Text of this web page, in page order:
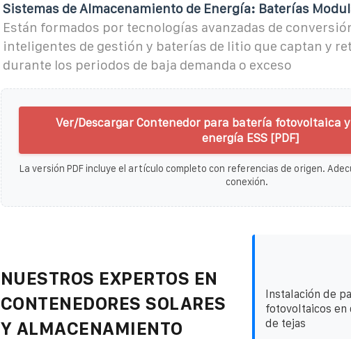
Sistemas de Almacenamiento de Energía: Baterías
Están formados por tecnologías avanzadas de
inteligentes de gestión y baterías de litio que captan y
durante los periodos de baja demanda o exceso
Ver/Descargar Contenedor para batería fotovoltaica
energía ESS [PDF]
La versión PDF incluye el artículo completo con referencias de origen.
conexión.
NUESTROS EXPERTOS EN
CONTENEDORES SOLARES
Y ALMACENAMIENTO
Instalación de
fotovoltaicos en
de tejas